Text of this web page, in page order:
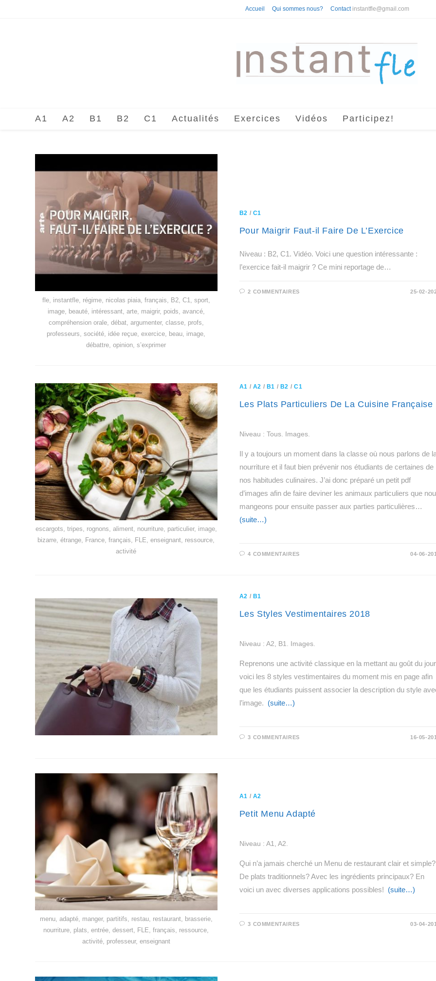
Accueil Qui sommes nous? Contact instantfle@gmail.com
A1 A2 B1 B2 C1 Actualités Exercices Vidéos Participez!
fle, instantfle, régime, nicolas piaia, français, B2, C1, sport,
image, beauté, intéressant, arte, maigrir, poids, avancé,
compréhension orale, débat, argumenter, classe, profs,
professeurs, société, idée reçue, exercice, beau, image,
débattre, opinion, s’exprimer
B2 / C1
Pour Maigrir Faut-il Faire De L’Exercice
Niveau : B2, C1. Vidéo. Voici une question intéressante :
l’exercice fait-il maigrir ? Ce mini reportage de…
2 COMMENTAIRES 25-02-
escargots, tripes, rognons, aliment, nourriture, particulier, image,
bizarre, étrange, France, français, FLE, enseignant, ressource,
activité
A1 / A2 / B1 / B2 / C1
Les Plats Particuliers De La Cuisine Française
Niveau : Tous. Images.
Il y a toujours un moment dans la classe où nous parlons de
nourriture et il faut bien prévenir nos étudiants de certaines de
nos habitudes culinaires. J’ai donc préparé un petit pdf
d’images afin de faire deviner les animaux particuliers que
mangeons pour ensuite passer aux parties particulières…
(suite…)
4 COMMENTAIRES 04-06-
A2 / B1
Les Styles Vestimentaires 2018
Niveau : A2, B1. Images.
Reprenons une activité classique en la mettant au goût du
voici les 8 styles vestimentaires du moment mis en page afin
que les étudiants puissent associer la description du style
l’image. (suite…)
3 COMMENTAIRES 16-05-
menu, adapté, manger, partitifs, restau, restaurant, brasserie,
nourriture, plats, entrée, dessert, FLE, français, ressource,
activité, professeur, enseignant
A1 / A2
Petit Menu Adapté
Niveau : A1, A2.
Qui n’a jamais cherché un Menu de restaurant clair et simple?
De plats traditionnels? Avec les ingrédients principaux? En
voici un avec diverses applications possibles! (suite…)
3 COMMENTAIRES 03-04-